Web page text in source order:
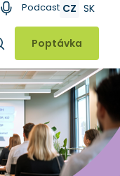
Podcast CZ SK
Hledat
Poptávka